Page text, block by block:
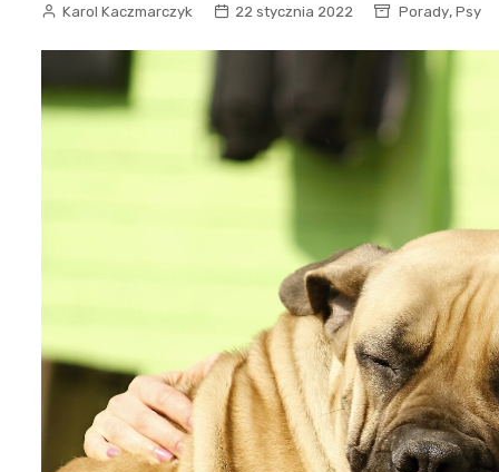
Karol Kaczmarczyk 22 stycznia 2022 Porady, Psy